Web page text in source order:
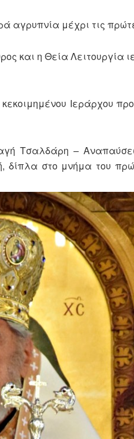
αγρυπνία μέχρι τις
και η Θεία Λειτουργία
Ιεράρχου
Τσαλδάρη –
δίπλα στο μνήμα του